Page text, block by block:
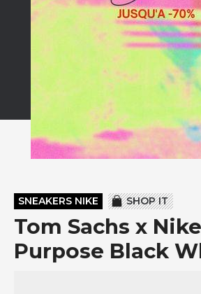
SNEAKERS NIKE SHOP IT
Tom Sachs x
Purpose Black